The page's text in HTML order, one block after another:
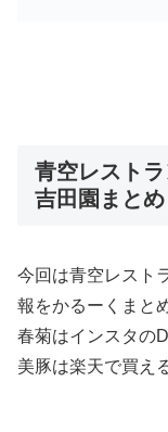
青空レスト
吉田園まとめ
今回は青空レスト
報をかるーくまと
春菊はインスタの
美豚は楽天で買え